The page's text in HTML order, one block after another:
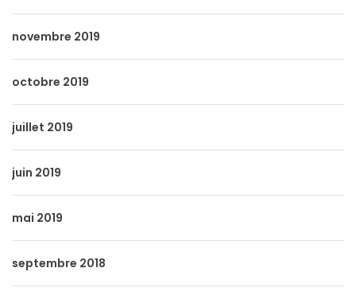
novembre 2019
octobre 2019
juillet 2019
juin 2019
mai 2019
septembre 2018